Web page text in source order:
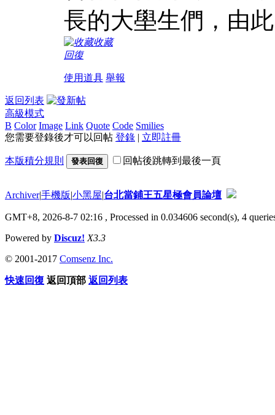
長的大壆生們，由
收藏
回復
使用道具 舉報
返回列表
高級模式
B Color Image Link Quote Code Smilies
您需要登錄後才可以回帖 登錄 | 立即註冊
本版積分規則 發表回復 回帖後跳轉到最後一頁
Archiver|手機版|小黑屋|台北當鋪王五星極會員論壇
GMT+8, 2026-8-7 02:16 , Processed in 0.034606 second(s), 4
Powered by Discuz! X3.3
© 2001-2017 Comsenz Inc.
快速回復 返回頂部 返回列表